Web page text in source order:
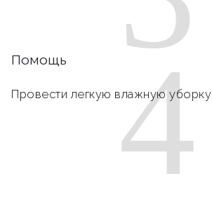
4
Помощь
Провести легкую влажную уборку